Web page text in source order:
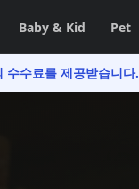
Baby & Kid Pet
수수료를 제공받습니다.